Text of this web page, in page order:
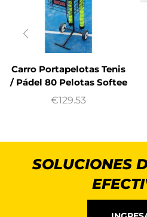
Carro Portapelotas Tenis
/ Pádel 80 Pelotas Softee
€129.53
SOLUCIONES